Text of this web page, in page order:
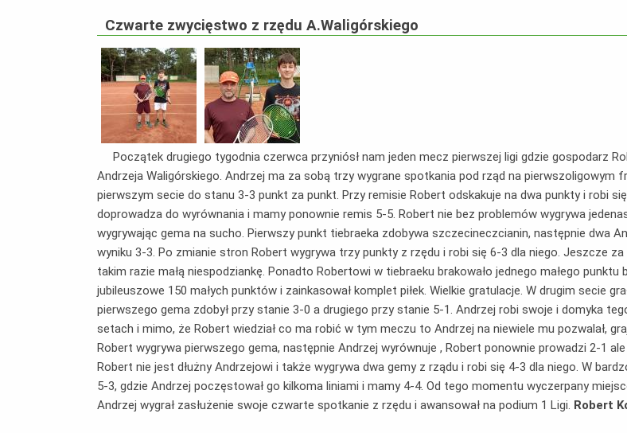
Czwarte zwycięstwo z rzędu A.Waligórskiego
Początek drugiego tygodnia czerwca przyniósł nam jeden mecz pierwszej ligi gdzie gospodarz
Andrzeja Waligórskiego. Andrzej ma za sobą trzy wygrane spotkania pod rząd na
pierwszym secie do stanu 3-3 punkt za punkt. Przy remisie Robert odskakuje na dwa punkty i robi
doprowadza do wyrównania i mamy ponownie remis 5-5. Robert nie bez problemów wygrywa
wygrywając gema na sucho. Pierwszy punkt tiebraeka zdobywa szczecineczcianin, następnie dwa
wyniku 3-3. Po zmianie stron Robert wygrywa trzy punkty z rzędu i robi się 6-3 dla niego. Jeszcze
takim razie małą niespodziankę. Ponadto Robertowi w tiebraeku brakowało jednego małego
jubileuszowe 150 małych punktów i zainkasował komplet piłek. Wielkie gratulacje. W drugim secie
pierwszego gema zdobył przy stanie 3-0 a drugiego przy stanie 5-1. Andrzej robi swoje i domyka
setach i mimo, że Robert wiedział co ma robić w tym meczu to Andrzej na niewiele mu pozwalał,
Robert wygrywa pierwszego gema, następnie Andrzej wyrównuje , Robert ponownie prowadzi 2-1
Robert nie jest dłużny Andrzejowi i także wygrywa dwa gemy z rządu i robi się 4-3 dla niego. W
5-3, gdzie Andrzej poczęstował go kilkoma liniami i mamy 4-4. Od tego momentu wyczerpany
Andrzej wygrał zasłużenie swoje czwarte spotkanie z rzędu i awansował na podium 1 Ligi. Robert